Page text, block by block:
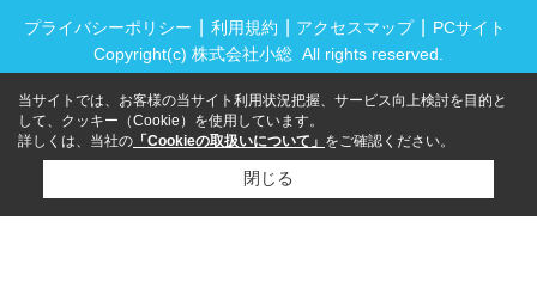
プライバシーポリシー 利用規約 アクセスマップ
PCサイト
Copyright(c) 株式会社小総 All rights reserved.
当サイトでは、お客様の当サイト利用状況把握、サービス向上検討を目的と
して、クッキー（Cookie）を使用しています。
詳しくは、当社の 「Cookieの取扱いについて」 をご確認ください。
閉じる